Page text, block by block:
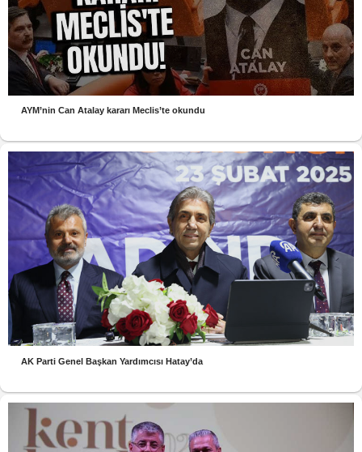
AYM’nin Can Atalay kararı Meclis’te okundu
AK Parti Genel Başkan Yardımcısı Hatay’da